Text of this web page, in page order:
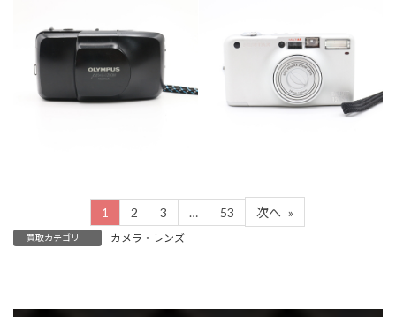
カテゴリー カメラ・レンズ
カテゴリー カメラ・レンズ
1 2 3 … 53 次へ »
買取カテゴリー カメラ・レンズ